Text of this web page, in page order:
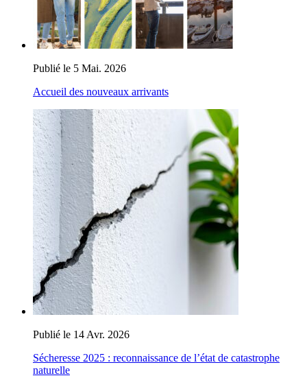
Publié le 5 Mai. 2026
Accueil des nouveaux arrivants
Publié le 14 Avr. 2026
Sécheresse 2025 : reconnaissance de l’état de catastrophe
naturelle